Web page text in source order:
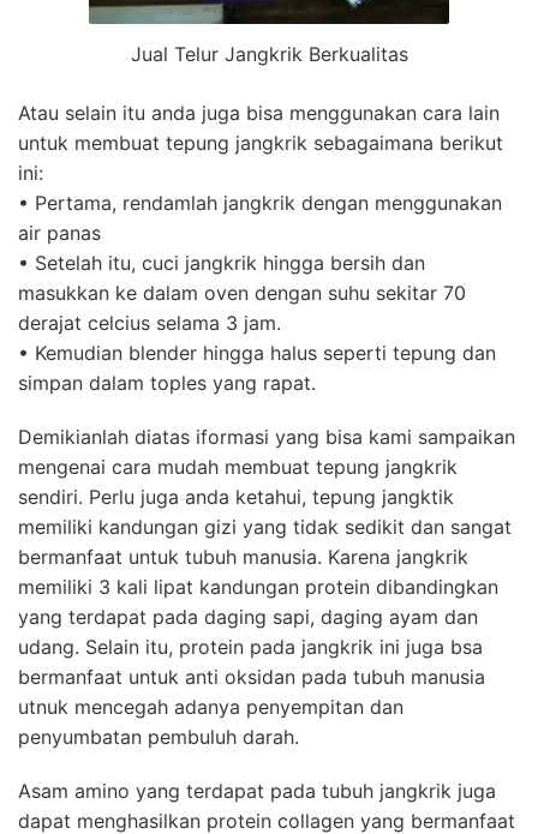
Jual Telur Jangkrik Berkualitas
Atau selain itu anda juga bisa menggunakan cara lain
untuk membuat tepung jangkrik sebagaimana berikut
ini:
• Pertama, rendamlah jangkrik dengan menggunakan
air panas
• Setelah itu, cuci jangkrik hingga bersih dan
masukkan ke dalam oven dengan suhu sekitar 70
derajat celcius selama 3 jam.
• Kemudian blender hingga halus seperti tepung dan
simpan dalam toples yang rapat.
Demikianlah diatas iformasi yang bisa kami sampaikan
mengenai cara mudah membuat tepung jangkrik
sendiri. Perlu juga anda ketahui, tepung jangktik
memiliki kandungan gizi yang tidak sedikit dan sangat
bermanfaat untuk tubuh manusia. Karena jangkrik
memiliki 3 kali lipat kandungan protein dibandingkan
yang terdapat pada daging sapi, daging ayam dan
udang. Selain itu, protein pada jangkrik ini juga bsa
bermanfaat untuk anti oksidan pada tubuh manusia
utnuk mencegah adanya penyempitan dan
penyumbatan pembuluh darah.
Asam amino yang terdapat pada tubuh jangkrik juga
dapat menghasilkan protein collagen yang bermanfaat